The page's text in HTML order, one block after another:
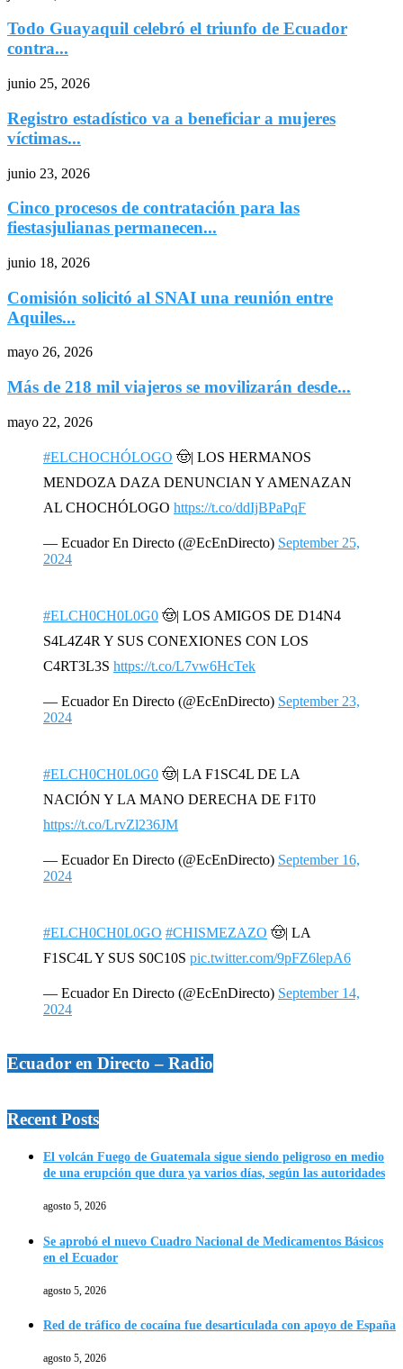
Todo Guayaquil celebró el triunfo de Ecuador
contra...
junio 25, 2026
Registro estadístico va a beneficiar a mujeres
víctimas...
junio 23, 2026
Cinco procesos de contratación para las
fiestasjulianas permanecen...
junio 18, 2026
Comisión solicitó al SNAI una reunión entre
Aquiles...
mayo 26, 2026
Más de 218 mil viajeros se movilizarán desde...
mayo 22, 2026
#ELCHOCHÓLOGO 🤠| LOS HERMANOS
MENDOZA DAZA DENUNCIAN Y AMENAZAN
AL CHOCHÓLOGO https://t.co/ddIjBPaPqF
— Ecuador En Directo (@EcEnDirecto) September 25,
2024
#ELCH0CH0L0G0 🤠| LOS AMIGOS DE D14N4
S4L4Z4R Y SUS CONEXIONES CON LOS
C4RT3L3S https://t.co/L7vw6HcTek
— Ecuador En Directo (@EcEnDirecto) September 23,
2024
#ELCH0CH0L0G0 🤠| LA F1SC4L DE LA
NACIÓN Y LA MANO DERECHA DE F1T0
https://t.co/LrvZl236JM
— Ecuador En Directo (@EcEnDirecto) September 16,
2024
#ELCH0CH0L0GO #CHISMEZAZO 🤠| LA
F1SC4L Y SUS S0C10S pic.twitter.com/9pFZ6lepA6
— Ecuador En Directo (@EcEnDirecto) September 14,
2024
Ecuador en Directo – Radio
Recent Posts
El volcán Fuego de Guatemala sigue siendo peligroso en medio
de una erupción que dura ya varios días, según las autoridades
agosto 5, 2026
Se aprobó el nuevo Cuadro Nacional de Medicamentos Básicos
en el Ecuador
agosto 5, 2026
Red de tráfico de cocaína fue desarticulada con apoyo de España
agosto 5, 2026